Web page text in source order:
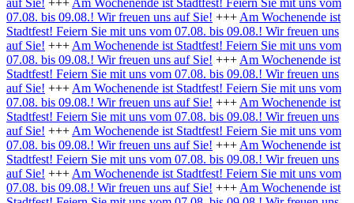
auf Sie! +++ Am Wochenende ist Stadtfest! Feiern Sie mit uns vom
07.08. bis 09.08.! Wir freuen uns auf Sie! +++ Am Wochenende ist
Stadtfest! Feiern Sie mit uns vom 07.08. bis 09.08.! Wir freuen uns
auf Sie! +++ Am Wochenende ist Stadtfest! Feiern Sie mit uns vom
07.08. bis 09.08.! Wir freuen uns auf Sie! +++ Am Wochenende ist
Stadtfest! Feiern Sie mit uns vom 07.08. bis 09.08.! Wir freuen uns
auf Sie! +++ Am Wochenende ist Stadtfest! Feiern Sie mit uns vom
07.08. bis 09.08.! Wir freuen uns auf Sie! +++ Am Wochenende ist
Stadtfest! Feiern Sie mit uns vom 07.08. bis 09.08.! Wir freuen uns
auf Sie! +++ Am Wochenende ist Stadtfest! Feiern Sie mit uns vom
07.08. bis 09.08.! Wir freuen uns auf Sie! +++ Am Wochenende ist
Stadtfest! Feiern Sie mit uns vom 07.08. bis 09.08.! Wir freuen uns
auf Sie! +++ Am Wochenende ist Stadtfest! Feiern Sie mit uns vom
07.08. bis 09.08.! Wir freuen uns auf Sie! +++ Am Wochenende ist